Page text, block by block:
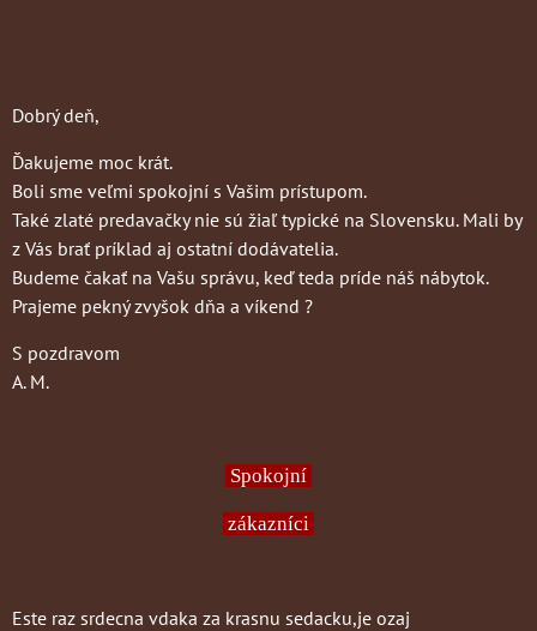
Dobrý deň,
Ďakujeme moc krát.
Boli sme veľmi spokojní s Vašim prístupom.
Také zlaté predavačky nie sú žiaľ typické na Slovensku. Mali by
z Vás brať príklad aj ostatní dodávatelia.
Budeme čakať na Vašu správu, keď teda príde náš nábytok.
Prajeme pekný zvyšok dňa a víkend ?
S pozdravom
A. M.
Spokojní
zákazníci
Este raz srdecna vdaka za krasnu sedacku,je ozaj